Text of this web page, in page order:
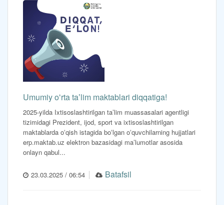
Umumiy oʻrta taʼlim maktablari diqqatiga!
2025-yilda Ixtisoslashtirilgan ta’lim muassasalari agentligi
tizimidagi Prezident, ijod, sport va ixtisoslashtirilgan
maktablarda oʻqish istagida boʻlgan oʻquvchilarning hujjatlari
erp.maktab.uz elektron bazasidagi ma’lumotlar asosida
onlayn qabul...
23.03.2025 / 06:54 Batafsil